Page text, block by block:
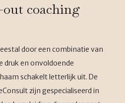
coaching
door een combinatie van
druk en onvoldoende
schakelt letterlijk uit. De
zijn gespecialiseerd in